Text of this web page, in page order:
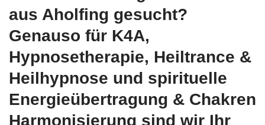
aus Aholfing gesucht?
Genauso für K4A,
Hypnosetherapie, Heiltrance &
Heilhypnose und spirituelle
Energieübertragung & Chakren
Harmonisierung sind wir Ihr